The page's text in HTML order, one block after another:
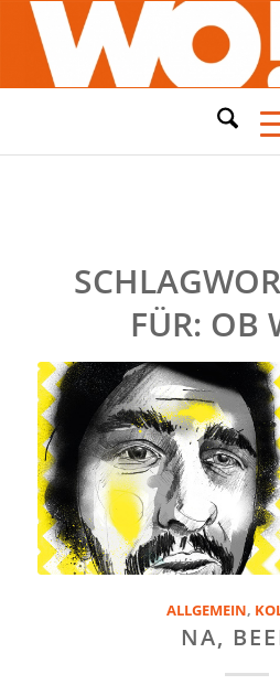
FÜR: OB
ALLGEMEIN,
NA,